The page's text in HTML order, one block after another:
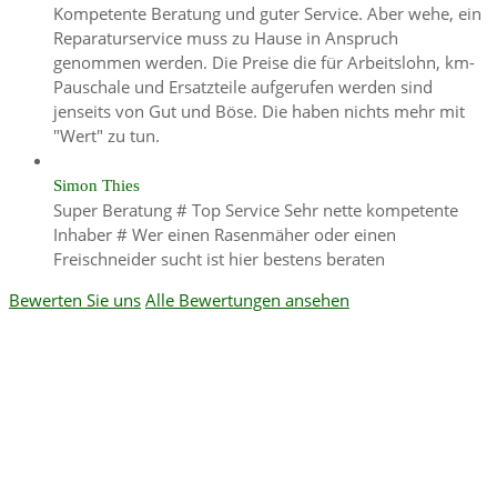
Kompetente Beratung und guter Service. Aber wehe, ein
Reparaturservice muss zu Hause in Anspruch
genommen werden. Die Preise die für Arbeitslohn, km-
Pauschale und Ersatzteile aufgerufen werden sind
jenseits von Gut und Böse. Die haben nichts mehr mit
"Wert" zu tun.
Simon Thies
Super Beratung # Top Service Sehr nette kompetente
Inhaber # Wer einen Rasenmäher oder einen
Freischneider sucht ist hier bestens beraten
Bewerten Sie uns Alle Bewertungen ansehen